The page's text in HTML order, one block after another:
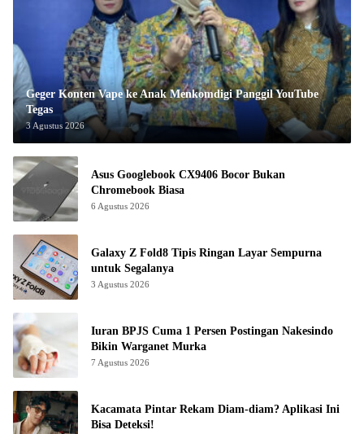
Geger Konten Vape ke Anak Menkomdigi Panggil YouTube
Tegas
3 Agustus 2026
Asus Googlebook CX9406 Bocor Bukan
Chromebook Biasa
6 Agustus 2026
Galaxy Z Fold8 Tipis Ringan Layar Sempurna
untuk Segalanya
3 Agustus 2026
Iuran BPJS Cuma 1 Persen Postingan Nakesindo
Bikin Warganet Murka
7 Agustus 2026
Kacamata Pintar Rekam Diam-diam? Aplikasi Ini
Bisa Deteksi!